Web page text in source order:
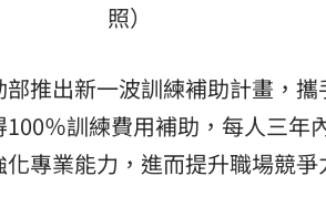
場！ 10:30
熱潮 10:00
照）
推出新一波訓練補助計畫，
％訓練費用補助，每人三年
專業能力，進而提升職場競